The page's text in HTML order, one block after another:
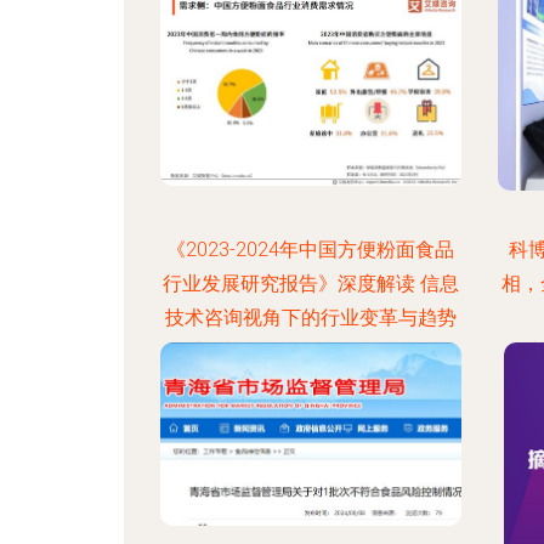
《2023-2024年中国方便粉面食品
行业发展研究报告》深度解读 信息
技术咨询视角下的行业变革与趋势
更新时间：2026-08-08 21:51:01
科
相
更